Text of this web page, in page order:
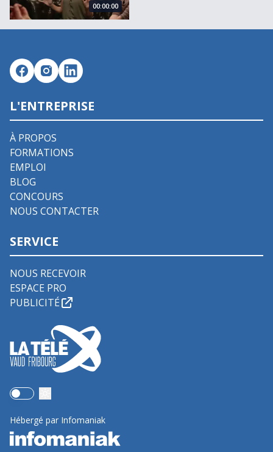
00:00:00
L'ENTREPRISE
À PROPOS
FORMATIONS
EMPLOI
BLOG
CONCOURS
NOUS CONTACTER
SERVICE
NOUS RECEVOIR
ESPACE PRO
PUBLICITÉ
Use setting
Hébergé par Infomaniak